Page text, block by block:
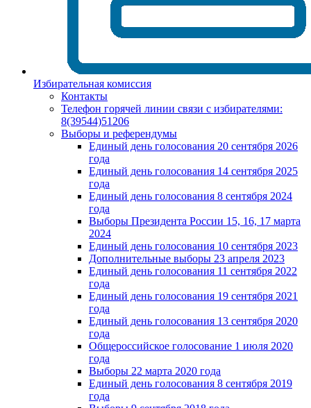
Избирательная комиссия
Контакты
Телефон горячей линии связи с избирателями:
8(39544)51206
Выборы и референдумы
Единый день голосования 20 сентября 2026
года
Единый день голосования 14 сентября 2025
года
Единый день голосования 8 сентября 2024
года
Выборы Президента России 15, 16, 17 марта
2024
Единый день голосования 10 сентября 2023
Дополнительные выборы 23 апреля 2023
Единый день голосования 11 сентября 2022
года
Единый день голосования 19 сентября 2021
года
Единый день голосования 13 сентября 2020
года
Общероссийское голосование 1 июля 2020
года
Выборы 22 марта 2020 года
Единый день голосования 8 сентября 2019
года